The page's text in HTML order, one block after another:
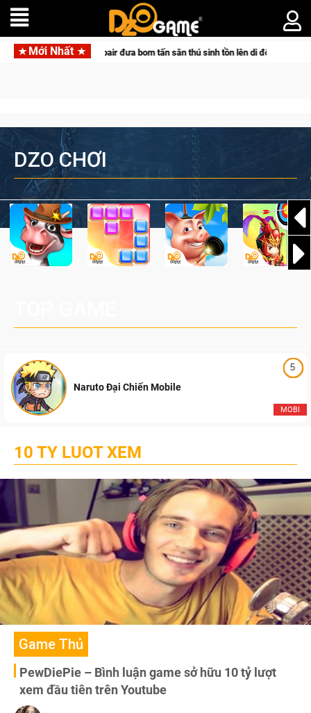
Mới Nhất
cùng Pocketpair đưa bom tấn săn thú sinh tồn lên di động với tên gọi
DZO CHƠI
5
MOBI
Naruto Đại Chiến Mobile
10 TY LUOT XEM
Game Thủ
PewDiePie – Bình luận game sở hữu 10 tỷ lượt
xem đầu tiên trên Youtube